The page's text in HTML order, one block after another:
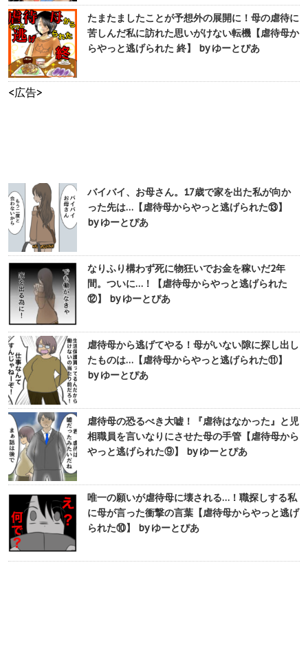
たまたましたことが予想外の展開に！母の虐待に
苦しんだ私に訪れた思いがけない転機【虐待母か
らやっと逃げられた 終】 by ゆーとぴあ
<広告>
バイバイ、お母さん。17歳で家を出た私が向か
った先は…【虐待母からやっと逃げられた⑬】
by ゆーとぴあ
なりふり構わず死に物狂いでお金を稼いだ2年
間。ついに…！【虐待母からやっと逃げられた
⑫】 by ゆーとぴあ
虐待母から逃げてやる！母がいない隙に探し出し
たものは…【虐待母からやっと逃げられた⑪】
by ゆーとぴあ
虐待母の恐るべき大嘘！『虐待はなかった』と児
相職員を言いなりにさせた母の手管【虐待母から
やっと逃げられた⑨】 by ゆーとぴあ
唯一の願いが虐待母に壊される…！職探しする私
に母が言った衝撃の言葉【虐待母からやっと逃げ
られた⑩】 by ゆーとぴあ